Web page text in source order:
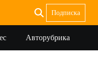
Подписка
Авторубрика